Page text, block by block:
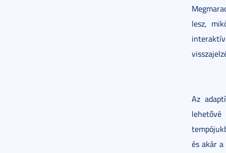
lesz,
Az
és akár